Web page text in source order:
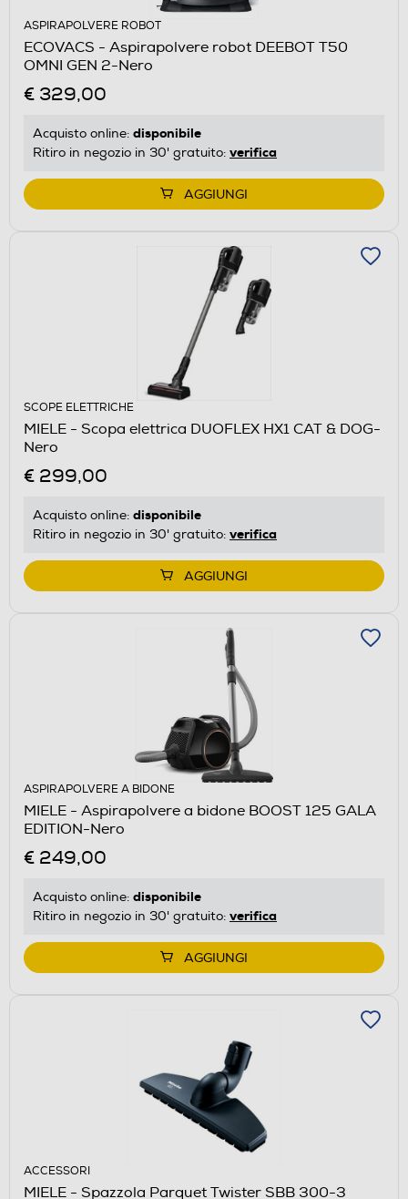
ASPIRAPOLVERE ROBOT
ECOVACS - Aspirapolvere robot DEEBOT T50
OMNI GEN 2-Nero
€ 329,00
Acquisto online: disponibile
Ritiro in negozio in 30' gratuito: verifica
AGGIUNGI
SCOPE ELETTRICHE
MIELE - Scopa elettrica DUOFLEX HX1 CAT & DOG-
Nero
€ 299,00
Acquisto online: disponibile
Ritiro in negozio in 30' gratuito: verifica
AGGIUNGI
ASPIRAPOLVERE A BIDONE
MIELE - Aspirapolvere a bidone BOOST 125 GALA
EDITION-Nero
€ 249,00
Acquisto online: disponibile
Ritiro in negozio in 30' gratuito: verifica
AGGIUNGI
ACCESSORI
MIELE - Spazzola Parquet Twister SBB 300-3